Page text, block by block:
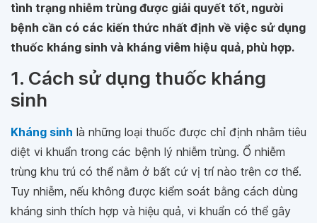
tình trạng nhiễm trùng được giải quyết tốt, người
bệnh cần có các kiến thức nhất định về việc sử dụng
thuốc kháng sinh và kháng viêm hiệu quả, phù hợp.
1. Cách sử dụng thuốc kháng
sinh
Kháng sinh là những loại thuốc được chỉ định nhằm tiêu
diệt vi khuẩn trong các bệnh lý nhiễm trùng. Ổ nhiễm
trùng khu trú có thể nằm ở bất cứ vị trí nào trên cơ thể.
Tuy nhiễm, nếu không được kiểm soát bằng cách dùng
kháng sinh thích hợp và hiệu quả, vi khuẩn có thể gây